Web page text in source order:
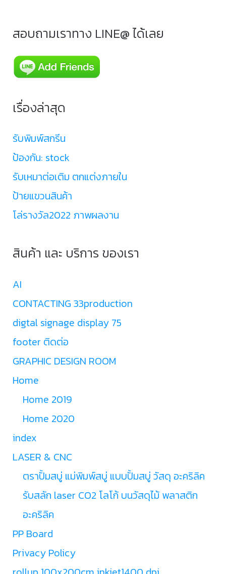
สอบถามเราทาง LINE@ ได้เลย
เรื่องล่าสุด
รับพิมพ์สกรีน
ป้องกัน: stock
รับเหมาต่อเติม ตกแต่งภายใน
ป้ายแขวนสินค้า
โล่รางวัล2022 ภาพผลงาน
สินค้า และ บริการ ของเรา
AI
CONTACTING 33production
digtal signage display 75
footer ติดต่อ
GRAPHIC DESIGN ROOM
Home
Home 2019
Home 2020
index
LASER & CNC
ตราปั้มสบู่ แม่พิมพ์สบู่ แบบปั้มสบู่ วัสดุ อะคริลิค
รับสลัก laser CO2 โลโก้ บนวัสดุไม้ พลาสติก
อะคริลิค
PP Board
Privacy Policy